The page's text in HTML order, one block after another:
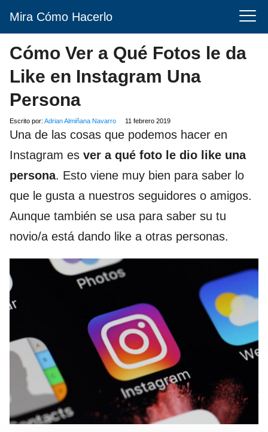
Mira Cómo Hacerlo
Cómo Ver a Qué Fotos le da
Like en Instagram Una
Persona
Escrito por: Adrian Almiñana Navarro 11 febrero 2019
Una de las cosas que podemos hacer en
Instagram es ver a qué foto le dio like una
persona. Esto viene muy bien para saber lo
que le gusta a nuestros seguidores o amigos.
Aunque también se usa para saber su tu
novio/a está dando like a otras personas.